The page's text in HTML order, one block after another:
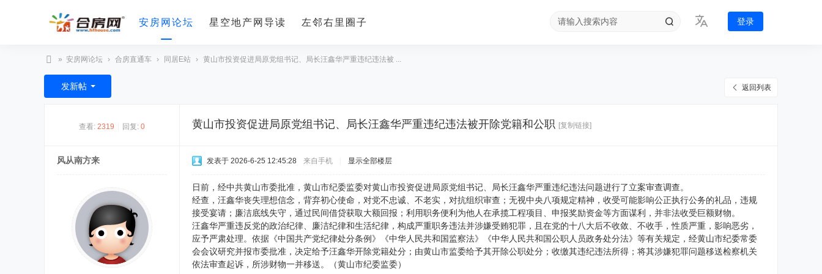
安房网论坛 星空地产网导读 左邻右里圈子 登录
合
房
» 安房网论坛 › 合房直通车 › 同居E站 › 黄山市投资促进局原党组书记、局长汪鑫华严重违纪违法被 ...
返回列表
发新帖
查看: 2319 回复: 0 黄山市投资促进局原党组书记、局长汪鑫华严重违纪违法被开除党籍和公职 [复制链接]
风从南方来 发表于 2026-6-25 12:45:28 来自手机 显示全部楼层
日前，经中共黄山市委批准，黄山市纪委监委对黄山市投资促进局原党组书记、局长汪鑫华严重违纪违法问题进行了立案审查调查。
经查，汪鑫华丧失理想信念，背弃初心使命，对党不忠诚、不老实，对抗组织审查；无视中央八项规定精神，收受可能影响公正执行公务的礼品，违规
接受宴请；廉洁底线失守，通过民间借贷获取大额回报；利用职务便利为他人在承揽工程项目、申报奖励资金等方面谋利，并非法收受巨额财物。
汪鑫华严重违反党的政治纪律、廉洁纪律和生活纪律，构成严重职务违法并涉嫌受贿犯罪，且在党的十八大后不收敛、不收手，性质严重，影响恶劣，
应予严肃处理。依据《中国共产党纪律处分条例》《中华人民共和国监察法》《中华人民共和国公职人员政务处分法》等有关规定，经黄山市纪委常委
会会议研究并报市委批准，决定给予汪鑫华开除党籍处分；由黄山市监委给予其开除公职处分；收缴其违纪违法所得；将其涉嫌犯罪问题移送检察机关
依法审查起诉，所涉财物一并移送。（黄山市纪委监委）